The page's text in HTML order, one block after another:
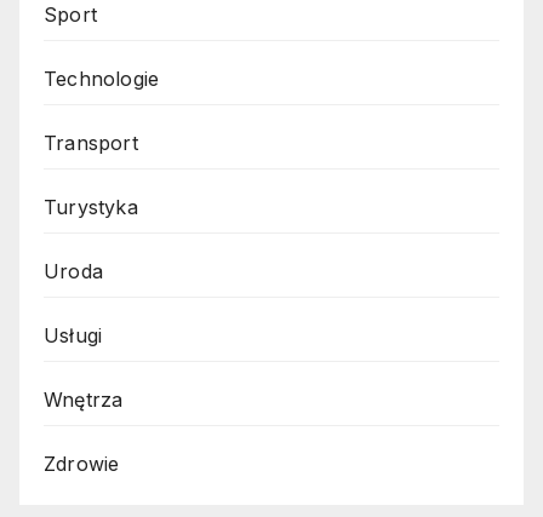
Sport
Technologie
Transport
Turystyka
Uroda
Usługi
Wnętrza
Zdrowie